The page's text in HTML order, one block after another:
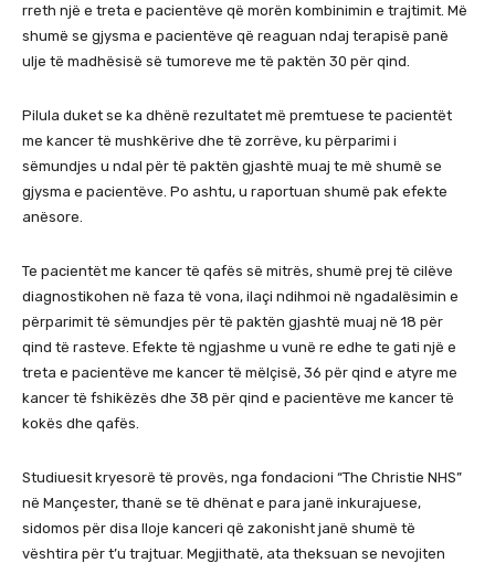
rreth një e treta e pacientëve që morën kombinimin e trajtimit. Më
shumë se gjysma e pacientëve që reaguan ndaj terapisë panë
ulje të madhësisë së tumoreve me të paktën 30 për qind.
Pilula duket se ka dhënë rezultatet më premtuese te pacientët
me kancer të mushkërive dhe të zorrëve, ku përparimi i
sëmundjes u ndal për të paktën gjashtë muaj te më shumë se
gjysma e pacientëve. Po ashtu, u raportuan shumë pak efekte
anësore.
Te pacientët me kancer të qafës së mitrës, shumë prej të cilëve
diagnostikohen në faza të vona, ilaçi ndihmoi në ngadalësimin e
përparimit të sëmundjes për të paktën gjashtë muaj në 18 për
qind të rasteve. Efekte të ngjashme u vunë re edhe te gati një e
treta e pacientëve me kancer të mëlçisë, 36 për qind e atyre me
kancer të fshikëzës dhe 38 për qind e pacientëve me kancer të
kokës dhe qafës.
Studiuesit kryesorë të provës, nga fondacioni “The Christie NHS”
në Mançester, thanë se të dhënat e para janë inkurajuese,
sidomos për disa lloje kanceri që zakonisht janë shumë të
vështira për t’u trajtuar. Megjithatë, ata theksuan se nevojiten